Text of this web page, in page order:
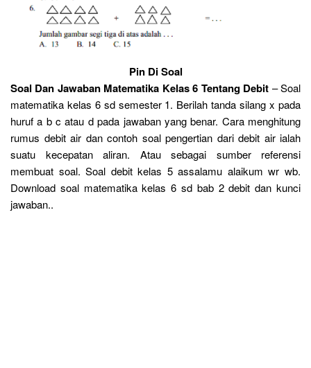
Pin Di Soal
Soal Dan Jawaban Matematika Kelas 6 Tentang Debit – Soal
matematika kelas 6 sd semester 1. Berilah tanda silang x pada
huruf a b c atau d pada jawaban yang benar. Cara menghitung
rumus debit air dan contoh soal pengertian dari debit air ialah
suatu kecepatan aliran. Atau sebagai sumber referensi
membuat soal. Soal debit kelas 5 assalamu alaikum wr wb.
Download soal matematika kelas 6 sd bab 2 debit dan kunci
jawaban..